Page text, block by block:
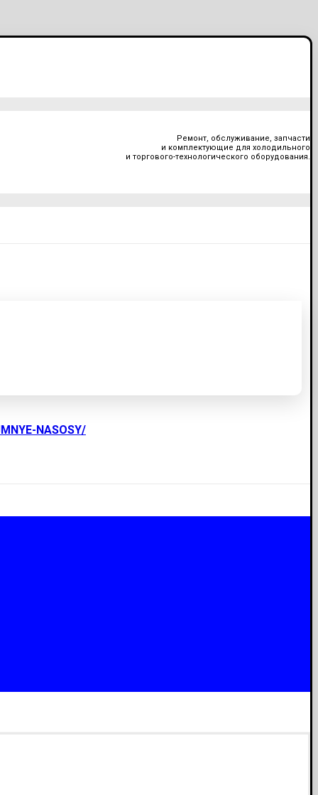
Ремонт, обслуживание, запчасти
и комплектующие для холодильного
и торгового-технологического оборудования.
NASOSY/